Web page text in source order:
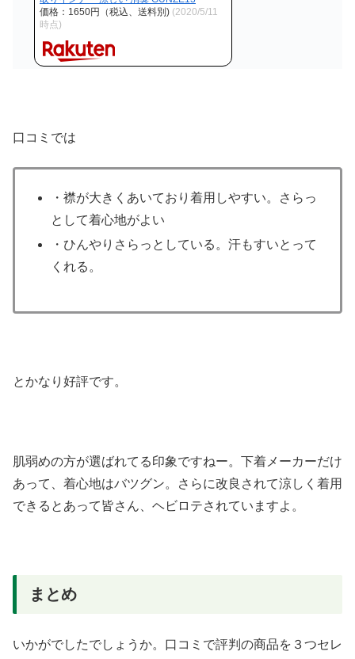
価格：1650円（税込、送料別) (2020/5/11
時点)
口コミでは
・襟が大きくあいており着用しやすい。さらっ
として着心地がよい
・ひんやりさらっとしている。汗もすいとって
くれる。
とかなり好評です。
肌弱めの方が選ばれてる印象ですねー。下着メーカーだけ
あって、着心地はバツグン。さらに改良されて涼しく着用
できるとあって皆さん、ヘビロテされていますよ。
まとめ
いかがでしたでしょうか。口コミで評判の商品を３つセレ